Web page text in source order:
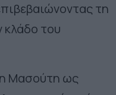
τη
κλάδο του
Μασούτη ως